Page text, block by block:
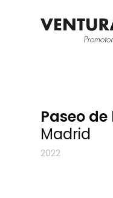
Paseo
Madrid
2022